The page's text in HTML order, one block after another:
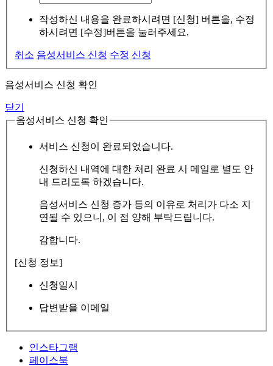
작성하신 내용을 완료하시려면 [신청] 버튼을, 수정
하시려면 [수정]버튼을 눌러주세요.
취소 음성서비스 신청 수정 신청
음성서비스 신청 확인
닫기
음성서비스 신청 확인
서비스 신청이 완료되었습니다.
신청하신 내역에 대한 처리 완료 시 메일로 별도 안
내 드리도록 하겠습니다.
음성서비스 신청 증가 등의 이유로 처리가 다소 지
연될 수 있으니, 이 점 양해 부탁드립니다.
감합니다.
[신청 정보]
신청일시
답변받을 이메일
인스타그램
페이스북